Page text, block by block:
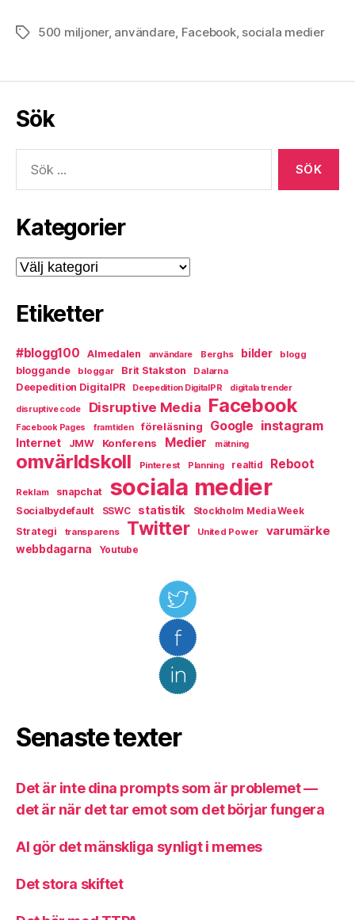
Etiketter500 miljoner, användare Facebook, sociala medier
Sök
efter:
Kategorier
Kategorier
Etiketter
#blogg100 Almedalen användare Berghs bilder blogg
bloggande bloggar Brit Stakston Dalarna
Deepedition DigitalPR Deepedition DigitalPR digitala trender
disruptive code Disruptive Media Facebook
Facebook Pages framtiden föreläsning Google instagram
Internet JMW Konferens Medier mätning
omvärldskoll Pinterest Planning realtid Reboot
Reklam snapchat sociala medier
Socialbydefault SSWC statistik Stockholm Media Week
Strategi transparens Twitter United Power varumärke
webbdagarna Youtube
Senaste texter
Det är inte dina prompts som är problemet —
det är när det tar emot som det börjar fungera
AI gör det mänskliga synligt i memes
Det stora skiftet